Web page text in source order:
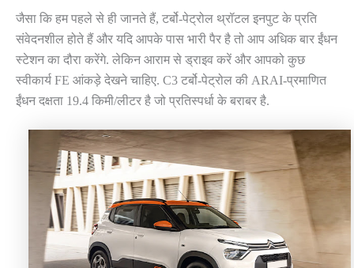
जैसा कि हम पहले से ही जानते हैं, टर्बो-पेट्रोल थ्रॉटल इनपुट के प्रति
संवेदनशील होते हैं और यदि आपके पास भारी पैर है तो आप अधिक बार ईंधन
स्टेशन का दौरा करेंगे. लेकिन आराम से ड्राइव करें और आपको कुछ
स्वीकार्य FE आंकड़े देखने चाहिए. C3 टर्बो-पेट्रोल की ARAI-प्रमाणित
ईंधन दक्षता 19.4 किमी/लीटर है जो प्रतिस्पर्धा के बराबर है.